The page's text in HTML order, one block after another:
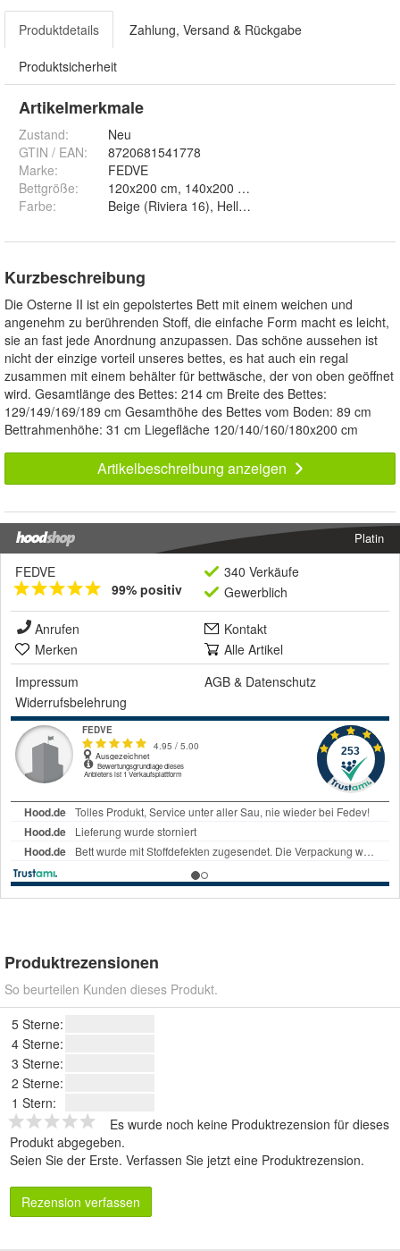
Produktdetails Zahlung, Versand & Rückgabe
Produktsicherheit
Artikelmerkmale
Zustand:
Neu
GTIN / EAN:
8720681541778
Marke:
FEDVE
Bettgröße:
Farbe: Beige (Riviera 16), Hellbeige (Riviera 21),
Kurzbeschreibung
Die Osterne II ist ein gepolstertes Bett mit einem weichen und
angenehm zu berührenden Stoff, die einfache Form macht es leicht,
sie an fast jede Anordnung anzupassen. Das schöne aussehen ist
nicht der einzige vorteil unseres bettes, es hat auch ein regal
zusammen mit einem behälter für bettwäsche, der von oben geöffnet
wird. Gesamtlänge des Bettes: 214 cm Breite des Bettes:
129/149/169/189 cm Gesamthöhe des Bettes vom Boden: 89 cm
Bettrahmenhöhe: 31 cm Liegefläche 120/140/160/180x200 cm
Artikelbeschreibung anzeigen
Platin
FEDVE
99% positiv
340 Verkäufe
Gewerblich
Anrufen
Kontakt
Merken
Alle Artikel
Impressum
AGB & Datenschutz
Widerrufsbelehrung
Produktrezensionen
So beurteilen Kunden dieses Produkt.
5 Sterne:
4 Sterne:
3 Sterne:
2 Sterne:
1 Stern:
Es wurde noch keine Produktrezension für dieses
Produkt abgegeben.
Seien Sie der Erste. Verfassen Sie jetzt eine Produktrezension.
Rezension verfassen